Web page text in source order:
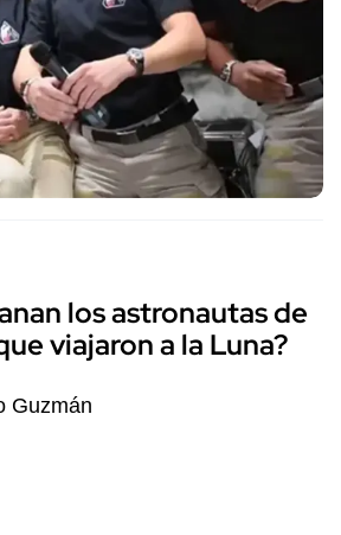
los astronautas de
viajaron a la Luna?
Guzmán